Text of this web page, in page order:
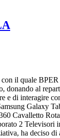
il quale
al
e di interagire
Galaxy
Cavalletto
2 Televisori
ha deciso